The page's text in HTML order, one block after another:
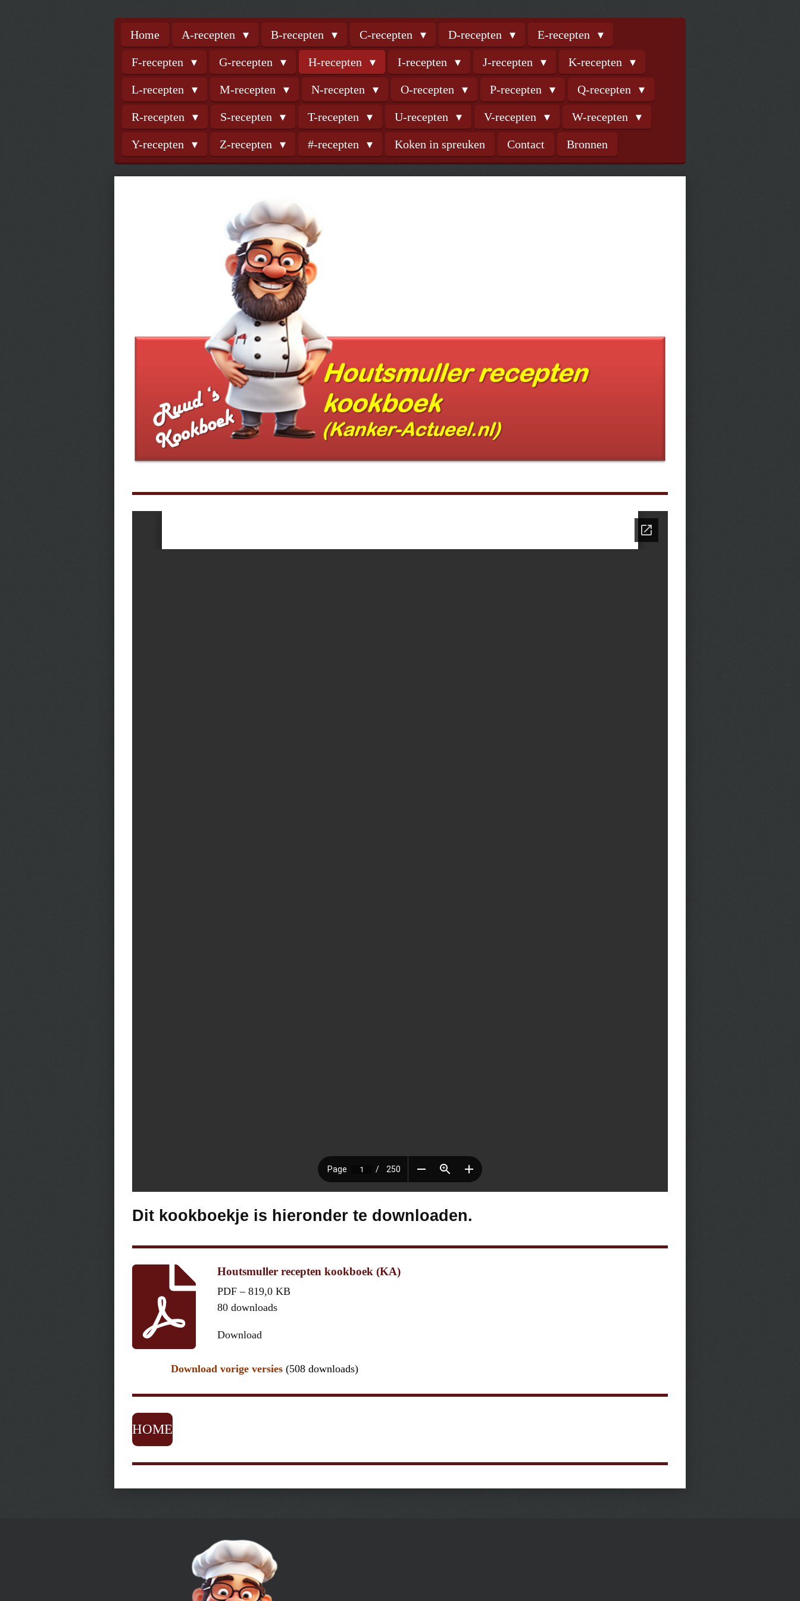
Home A-recepten B-recepten C-recepten D-recepten E-recepten
F-recepten G-recepten H-recepten I-recepten J-recepten K-recepten
L-recepten M-recepten N-recepten O-recepten P-recepten Q-recepten
R-recepten S-recepten T-recepten U-recepten V-recepten W-recepten
Y-recepten Z-recepten #-recepten Koken in spreuken Contact Bronnen
Dit kookboekje is hieronder te downloaden.
Houtsmuller recepten kookboek (KA)
PDF – 819,0 KB
80 downloads
Download
Download vorige versies (508 downloads)
HOME